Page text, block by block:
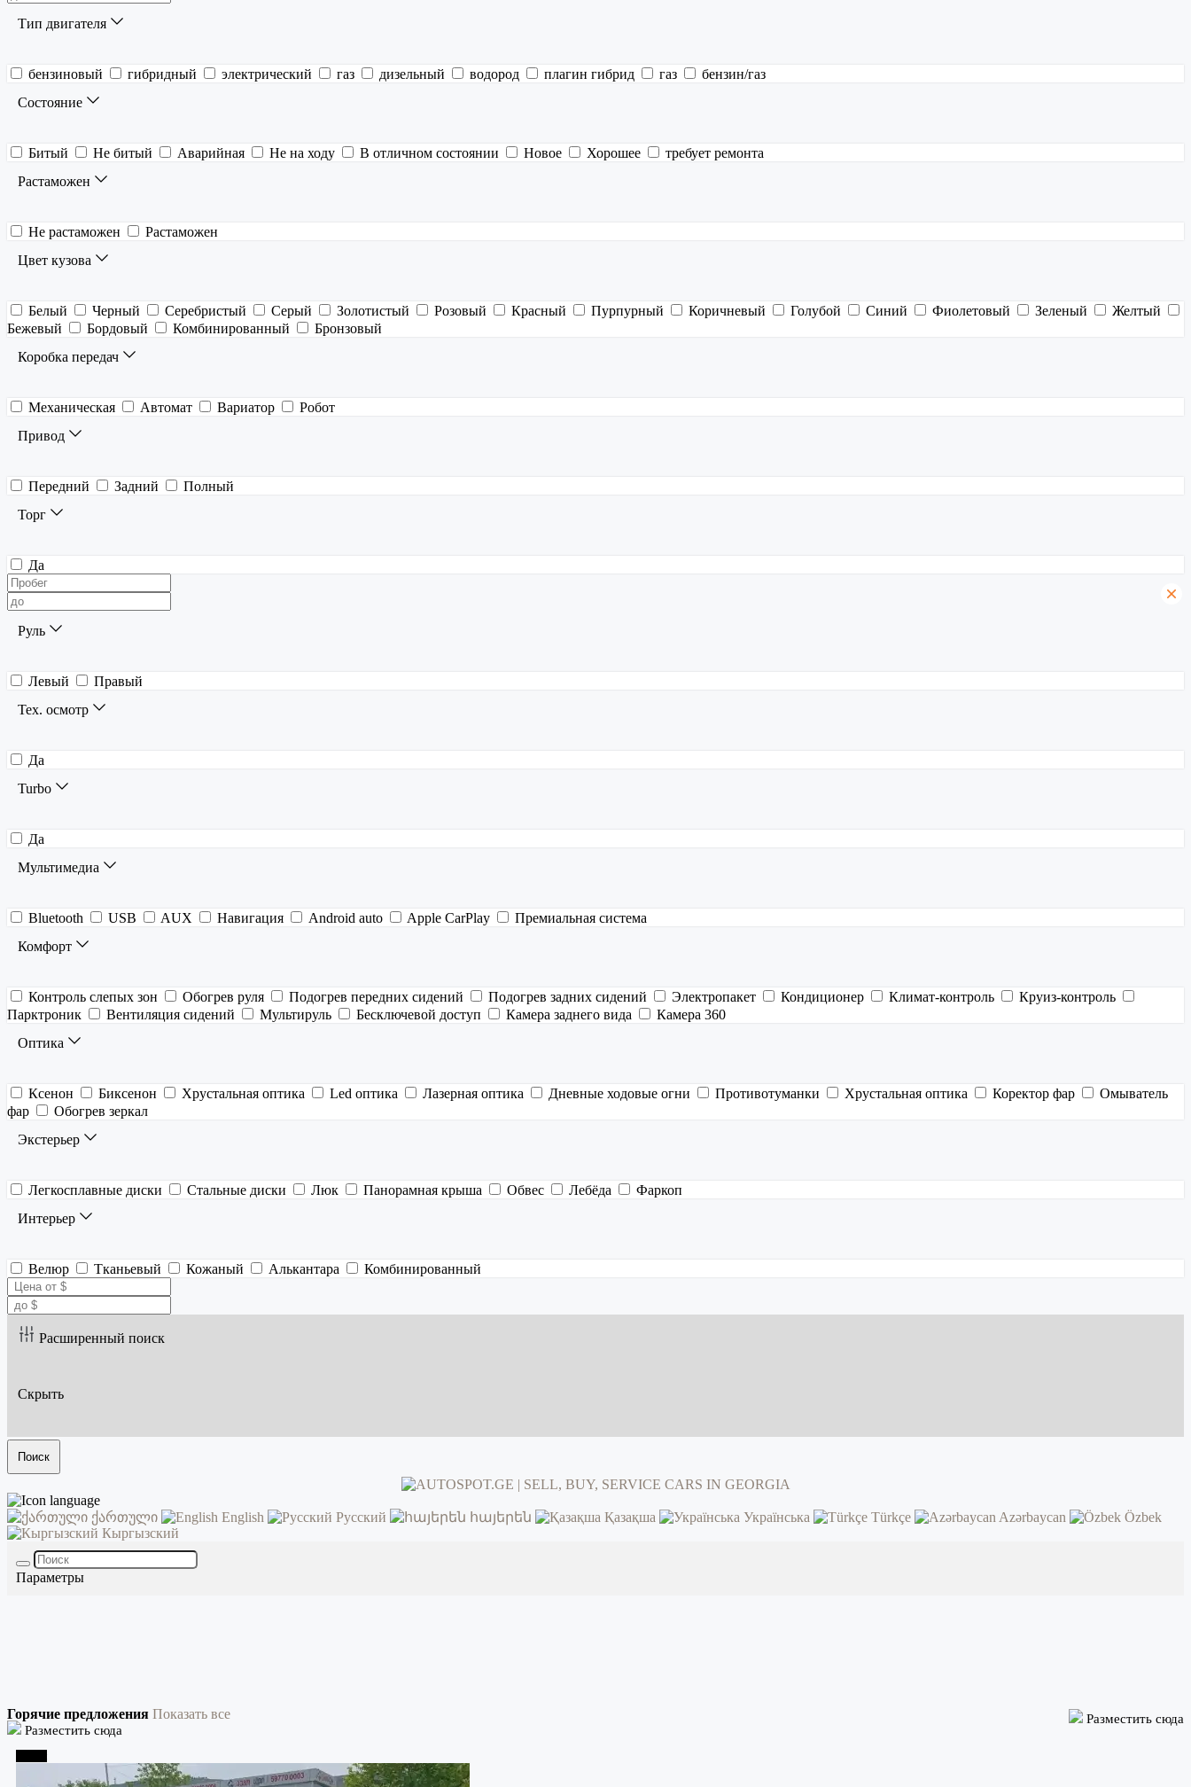
Тип двигателя
бензиновый гибридный электрический газ дизельный водород плагин гибрид газ
бензин/газ
Состояние
Битый Не битый Аварийная Не на ходу В отличном состоянии Новое Хорошее
требует ремонта
Растаможен
Не растаможен
Растаможен
Цвет кузова
Белый Черный Серебристый Серый Золотистый Розовый Красный Пурпурный Коричневый Голубой Синий Фиолетовый Зеленый
Желтый
Бежевый
Бордовый Комбинированный
Бронзовый
Коробка передач
Механическая Автомат Вариатор
Робот
Привод
Передний Задний
Полный
Торг
Да
Руль
Левый
Правый
Тех. осмотр
Да
Turbo
Да
Мультимедиа
Bluetooth USB AUX Навигация Android auto Apple CarPlay
Премиальная система
Комфорт
Контроль слепых зон Обогрев руля Подогрев передних сидений Подогрев задних сидений Электропакет Кондиционер Климат-контроль
Круиз-контроль
Парктроник
Вентиляция сидений Мультируль Бесключевой доступ Камера заднего вида
Камера 360
Оптика
Ксенон Биксенон Хрустальная оптика Led оптика Лазерная оптика Дневные ходовые огни Противотуманки Хрустальная оптика Коректор фар
Омыватель
фар
Обогрев зеркал
Экстерьер
Легкосплавные диски Стальные диски Люк Панорамная крыша Обвес Лебёда
Фаркоп
Интерьер
Велюр Тканьевый Кожаный Алькантара Комбинированный
Расширенный поиск
Скрыть
Поиск
ქართული English Русский հայերեն Қазақша Українська Türkçe Azərbaycan
Özbek
Кыргызский
Параметры
Горячие предложения Показать все
Разместить сюда
Разместить сюда